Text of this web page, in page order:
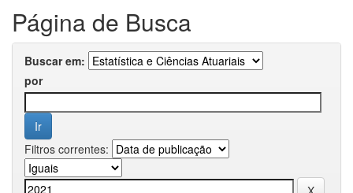
Página de Busca
Buscar em:
por
Filtros correntes: